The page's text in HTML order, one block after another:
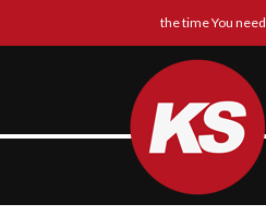
the time You need